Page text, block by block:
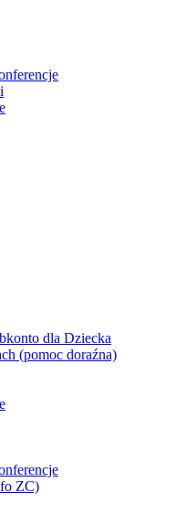
dla Dziecka
(pomoc doraźna)
ZC)